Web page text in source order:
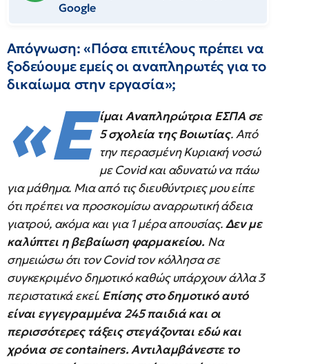
Google
Απόγνωση: «Πόσα επιτέλους πρέπει να
ξοδεύουμε εμείς οι αναπληρωτές για το
δικαίωμα στην εργασία»;
«Ε ίμαι Αναπληρώτρια ΕΣΠΑ σε
5 σχολεία της Βοιωτίας. Από
την περασμένη Κυριακή νοσώ
με Covid και αδυνατώ να πάω
για μάθημα. Μια από τις διευθύντριες μου είπε
ότι πρέπει να προσκομίσω αναρρωτική άδεια
γιατρού, ακόμα και για 1 μέρα απουσίας.Δεν με
καλύπτει η βεβαίωση φαρμακείου. Να
σημειώσω ότι τον Covid τον κόλλησα σε
συγκεκριμένο δημοτικό καθώς υπάρχουν άλλα 3
περιστατικά εκεί. Επίσης στο δημοτικό αυτό
είναι εγγεγραμμένα 245 παιδιά και οι
περισσότερες τάξεις στεγάζονται εδώ και
χρόνια σε containers. Αντιλαμβάνεστε το